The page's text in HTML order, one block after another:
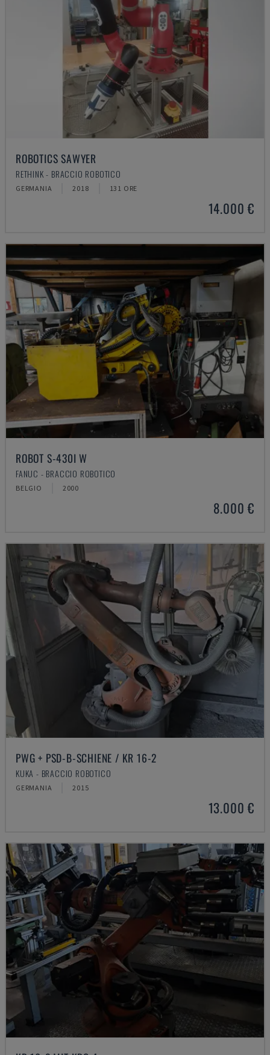
ROBOTICS SAWYER
RETHINK - BRACCIO ROBOTICO
GERMANIA 2018 131 ORE
14.000 €
ROBOT S-430I W
FANUC - BRACCIO ROBOTICO
BELGIO 2000
8.000 €
PWG + PSD-B-SCHIENE / KR 16-2
KUKA - BRACCIO ROBOTICO
GERMANIA 2015
13.000 €